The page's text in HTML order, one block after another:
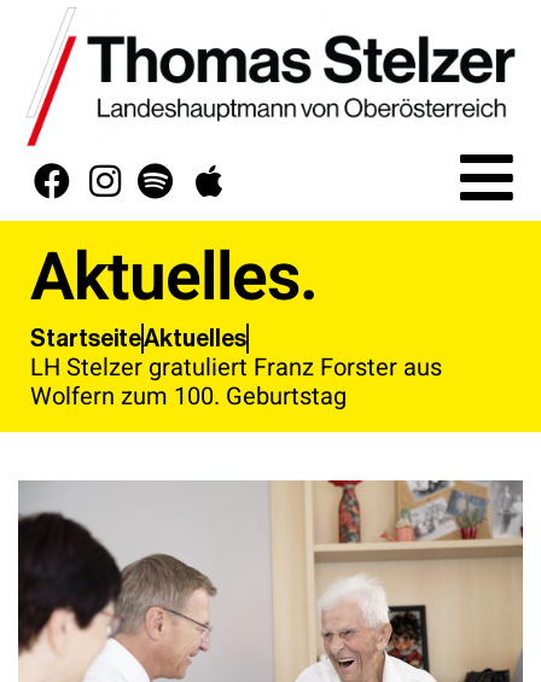
Aktuelles.
StartseiteAktuelles
LH Stelzer gratuliert Franz Forster aus
Wolfern zum 100. Geburtstag